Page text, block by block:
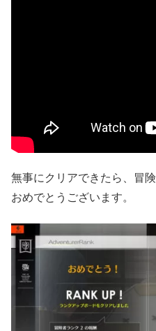
無事にクリアできたら、冒
おめでとうございます。